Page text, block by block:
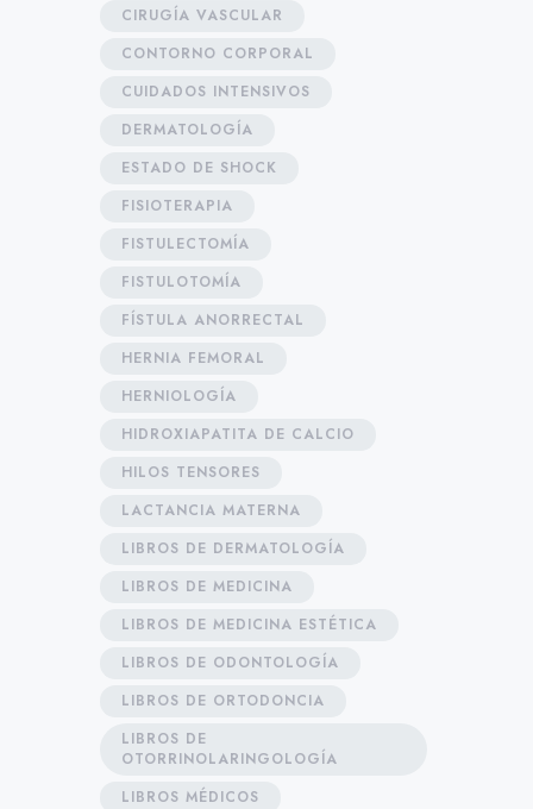
CIRUGÍA VASCULAR
CONTORNO CORPORAL
CUIDADOS INTENSIVOS
DERMATOLOGÍA
ESTADO DE SHOCK
FISIOTERAPIA
FISTULECTOMÍA
FISTULOTOMÍA
FÍSTULA ANORRECTAL
HERNIA FEMORAL
HERNIOLOGÍA
HIDROXIAPATITA DE CALCIO
HILOS TENSORES
LACTANCIA MATERNA
LIBROS DE DERMATOLOGÍA
LIBROS DE MEDICINA
LIBROS DE MEDICINA ESTÉTICA
LIBROS DE ODONTOLOGÍA
LIBROS DE ORTODONCIA
LIBROS DE
OTORRINOLARINGOLOGÍA
LIBROS MÉDICOS